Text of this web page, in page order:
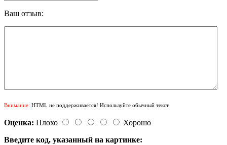
Ваш отзыв:
Внимание: HTML не поддерживается! Используйте обычный текст.
Оценка: Плохо
Хорошо
Введите код, указанный на картинке: